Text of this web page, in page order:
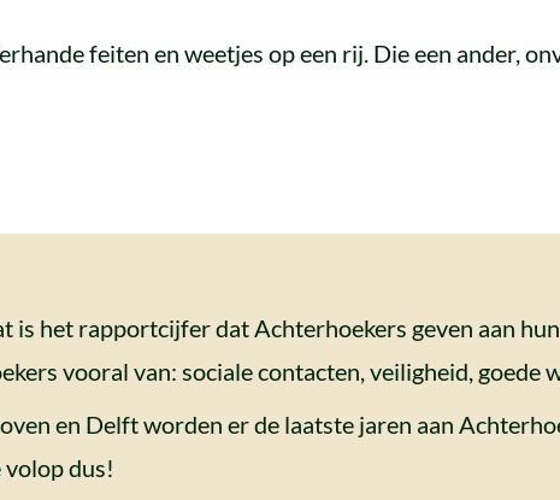
feiten en weetjes op een rij. Die een ander,
is het rapportcijfer dat Achterhoekers geven aan
vooral van: sociale contacten, veiligheid, goede
en Delft worden er de laatste jaren aan
dus!